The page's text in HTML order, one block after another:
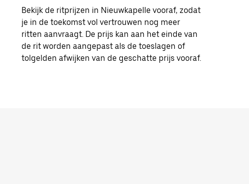
Bekijk de ritprijzen in Nieuwkapelle vooraf, zodat
je in de toekomst vol vertrouwen nog meer
ritten aanvraagt. De prijs kan aan het einde van
de rit worden aangepast als de toeslagen of
tolgelden afwijken van de geschatte prijs vooraf.